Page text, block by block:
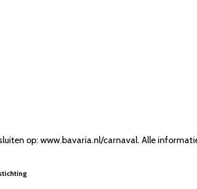
op: www.bavaria.nl/carnaval. Alle